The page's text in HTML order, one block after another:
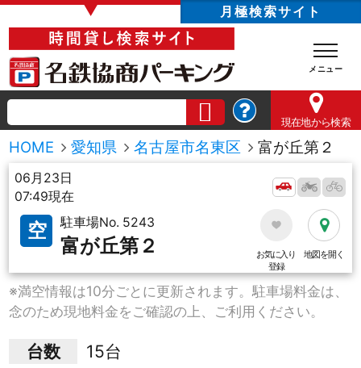
▼ 月極検索サイト
現在地から検索
HOME 愛知県 名古屋市名東区 富が丘第２
06月23日
07:49現在
空 駐車場No. 5243
富が丘第２
お気に入り
登録
地図を開く
※満空情報は10分ごとに更新されます。駐車場料金は、
念のため現地料金をご確認の上、ご利用ください。
台数
15台